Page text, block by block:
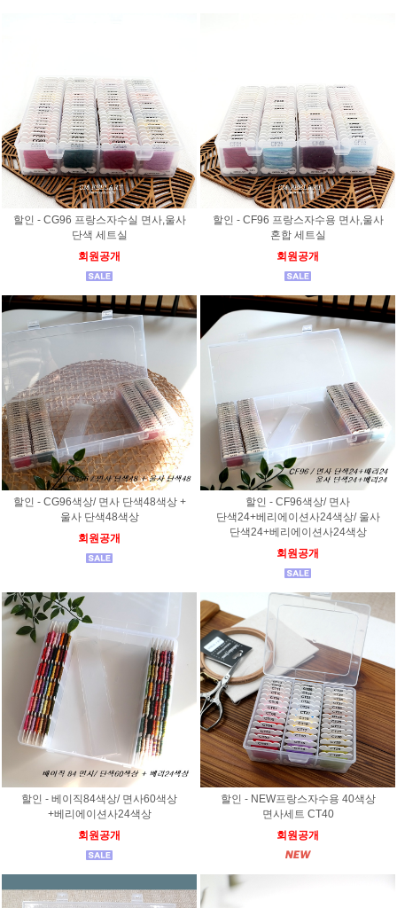
할인 - CG96 프랑스자수실 면사,울사
단색 세트실
회원공개
할인 - CF96 프랑스자수용 면사,울사
혼합 세트실
회원공개
할인 - CG96색상/ 면사 단색48색상 +
울사 단색48색상
회원공개
할인 - CF96색상/ 면사
단색24+베리에이션사24색상/ 울사
단색24+베리에이션사24색상
회원공개
할인 - 베이직84색상/ 면사60색상
+베리에이션사24색상
회원공개
할인 - NEW프랑스자수용 40색상
면사세트 CT40
회원공개